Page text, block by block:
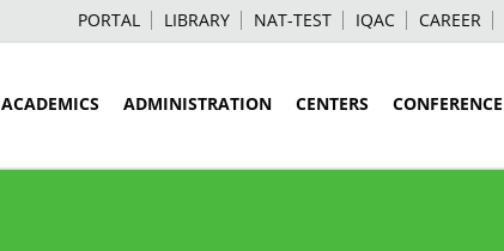
PORTAL LIBRARY NAT-TEST IQAC CAREER
ACADEMICS ADMINISTRATION CENTERS CONFERENCE